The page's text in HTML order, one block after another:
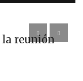
la reunión